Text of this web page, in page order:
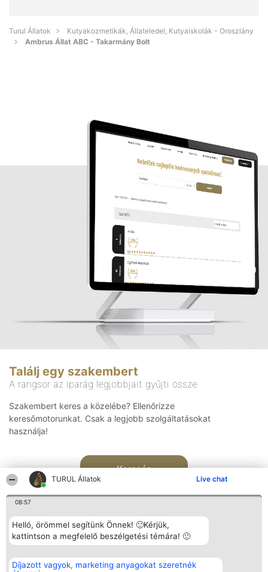
TURUL Állatok Live chat
08:57
Helló, örömmel segítünk Önnek! 🙂Kérjük,
kattintson a megfelelő beszélgetési témára! 🙂
Díjazott vagyok, marketing anyagokat szeretnék
Turul Állatok
Kutyakozmetikák, Állateledel, Kutyaiskolák - Oroszlány
Ambrus Állat ABC - Takarmány Bolt
Találj egy szakembert
A rangsor az iparág legjobbjait gyűjti össze
Szakembert keres a közelébe? Ellenőrizze
keresőmotorunkat. Csak a legjobb szolgáltatásokat
használja!
Keresés
Rangsorszervező
SC Beautiful Company S.R.L.
Népszavazás
Nyertesek
Elérhetőség
Elérhetőség